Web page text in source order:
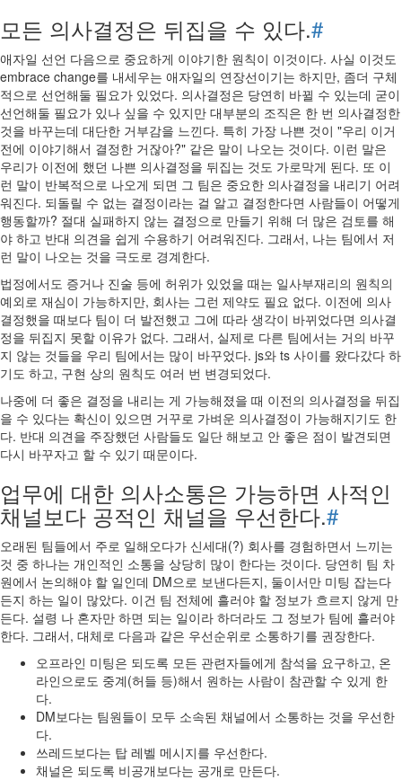
모든 의사결정은 뒤집을 수 있다.#
애자일 선언 다음으로 중요하게 이야기한 원칙이 이것이다. 사실 이것도
embrace change를 내세우는 애자일의 연장선이기는 하지만, 좀더 구체
적으로 선언해둘 필요가 있었다. 의사결정은 당연히 바뀔 수 있는데 굳이
선언해둘 필요가 있나 싶을 수 있지만 대부분의 조직은 한 번 의사결정한
것을 바꾸는데 대단한 거부감을 느낀다. 특히 가장 나쁜 것이 "우리 이거
전에 이야기해서 결정한 거잖아?" 같은 말이 나오는 것이다. 이런 말은
우리가 이전에 했던 나쁜 의사결정을 뒤집는 것도 가로막게 된다. 또 이
런 말이 반복적으로 나오게 되면 그 팀은 중요한 의사결정을 내리기 어려
워진다. 되돌릴 수 없는 결정이라는 걸 알고 결정한다면 사람들이 어떻게
행동할까? 절대 실패하지 않는 결정으로 만들기 위해 더 많은 검토를 해
야 하고 반대 의견을 쉽게 수용하기 어려워진다. 그래서, 나는 팀에서 저
런 말이 나오는 것을 극도로 경계한다.
법정에서도 증거나 진술 등에 허위가 있었을 때는 일사부재리의 원칙의
예외로 재심이 가능하지만, 회사는 그런 제약도 필요 없다. 이전에 의사
결정했을 때보다 팀이 더 발전했고 그에 따라 생각이 바뀌었다면 의사결
정을 뒤집지 못할 이유가 없다. 그래서, 실제로 다른 팀에서는 거의 바꾸
지 않는 것들을 우리 팀에서는 많이 바꾸었다. js와 ts 사이를 왔다갔다 하
기도 하고, 구현 상의 원칙도 여러 번 변경되었다.
나중에 더 좋은 결정을 내리는 게 가능해졌을 때 이전의 의사결정을 뒤집
을 수 있다는 확신이 있으면 거꾸로 가벼운 의사결정이 가능해지기도 한
다. 반대 의견을 주장했던 사람들도 일단 해보고 안 좋은 점이 발견되면
다시 바꾸자고 할 수 있기 때문이다.
업무에 대한 의사소통은 가능하면 사적인
채널보다 공적인 채널을 우선한다.#
오래된 팀들에서 주로 일해오다가 신세대(?) 회사를 경험하면서 느끼는
것 중 하나는 개인적인 소통을 상당히 많이 한다는 것이다. 당연히 팀 차
원에서 논의해야 할 일인데 DM으로 보낸다든지, 둘이서만 미팅 잡는다
든지 하는 일이 많았다. 이건 팀 전체에 흘러야 할 정보가 흐르지 않게 만
든다. 설령 나 혼자만 하면 되는 일이라 하더라도 그 정보가 팀에 흘러야
한다. 그래서, 대체로 다음과 같은 우선순위로 소통하기를 권장한다.
오프라인 미팅은 되도록 모든 관련자들에게 참석을 요구하고, 온
라인으로도 중계(허들 등)해서 원하는 사람이 참관할 수 있게 한
다.
DM보다는 팀원들이 모두 소속된 채널에서 소통하는 것을 우선한
다.
쓰레드보다는 탑 레벨 메시지를 우선한다.
채널은 되도록 비공개보다는 공개로 만든다.